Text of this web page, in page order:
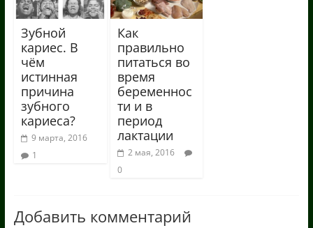
Зубной
кариес. В
чём
истинная
причина
зубного
кариеса?
9 марта, 2016
1
Как
правильно
питаться во
время
беременнос
ти и в
период
лактации
2 мая, 2016
0
Добавить комментарий